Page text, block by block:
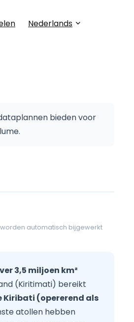
Nederlands
bieden voor
automatisch bijgewerkt
3,5 miljoen km²
(Kiritimati) bereikt
Kiribati (opererend als
atollen hebben